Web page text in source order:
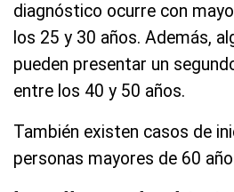
diagnóstico ocurre con
los 25 y 30 años. Además,
pueden presentar un
entre los 40 y 50 años.
También existen casos de
personas mayores de 60